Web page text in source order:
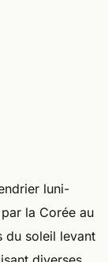
luni-
la Corée au
du soleil levant